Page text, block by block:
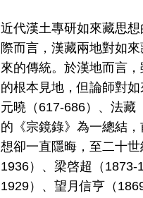
近代漢土專研如來藏思
際而言，漢藏兩地對如
來的傳統。於漢地而言
的根本見地，但論師對
元曉（617-686）、法藏
的《宗鏡錄》為一總結
想卻一直隱晦，至二十
1936）、梁啓超（
1929）、望月信亨（